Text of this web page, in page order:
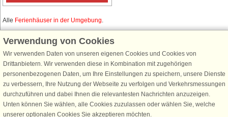
Alle Ferienhäuser in der Umgebung.
Schließen Sie sich 100.000 Ferienhaus-Fans an
Erhalten Sie einen Willkommensgutschein von 25 €für Ihren nächsten
Ferienhausurlaub - melden Sie sich einfach für den DanCenter Newsletter
an. Verpassen Sie nie wieder exklusive Angebote, Gewinnspiele und
Urlaubstipps!
Verwendung von Cookies
Wir verwenden Daten von unseren eigenen Cookies und Cookies von
Drittanbietern. Wir verwenden diese in Kombination mit zugehörigen
personenbezogenen Daten, um Ihre Einstellungen zu speichern, unsere Dienste
zu verbessern, Ihre Nutzung der Webseite zu verfolgen und Verkehrsmessungen
durchzuführen und dabei Ihnen die relevantesten Nachrichten anzuzeigen.
Unten können Sie wählen, alle Cookies zuzulassen oder wählen Sie, welche
unserer optionalen Cookies Sie akzeptieren möchten.